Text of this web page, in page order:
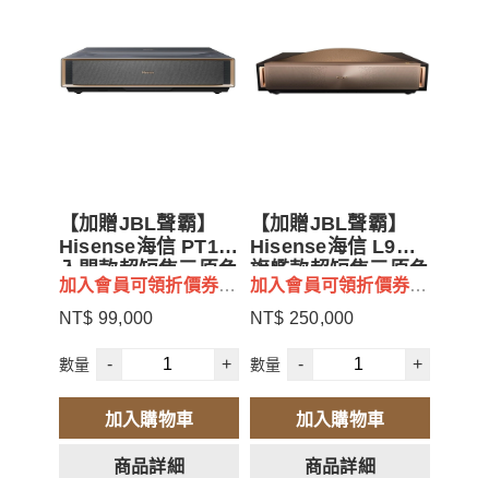
【加贈JBL聲霸】
Hisense海信 PT1
入門款超短焦三原色
雷射4K UHD投影機
2500流明
加入會員可領折價券
$500
NT$ 99,000
數量 - +
加入購物車
商品詳細
【加贈JBL聲霸】
Hisense海信 L9Q
旗艦款超短焦三原色
雷射4K UHD投影機
5000流明
加入會員可領折價券
$500
產品 / 現金折價 (請再
來電或是官方LINE聯
繫討論)
NT$ 250,000
數量 - +
加入購物車
商品詳細